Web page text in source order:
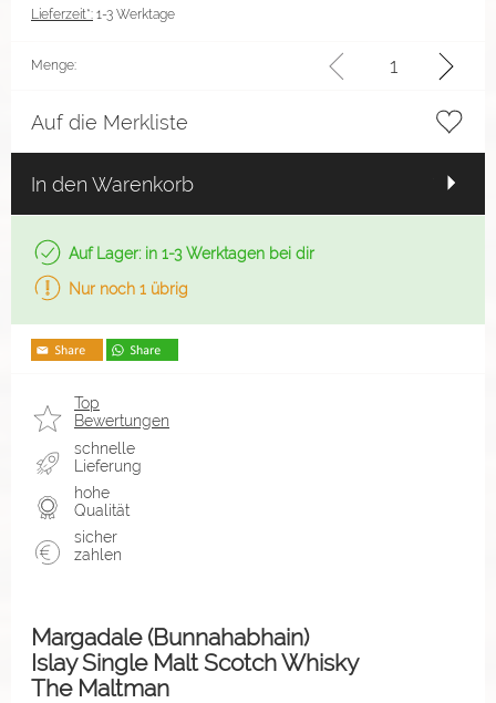
Lieferzeit*: 1-3 Werktage
Menge:
Auf die Merkliste
In den Warenkorb
Auf Lager: in 1-3 Werktagen bei dir
Nur noch 1 übrig
Top
Bewertungen
schnelle
Lieferung
hohe
Qualität
sicher
zahlen
Margadale (Bunnahabhain)
Islay Single Malt Scotch Whisky
The Maltman